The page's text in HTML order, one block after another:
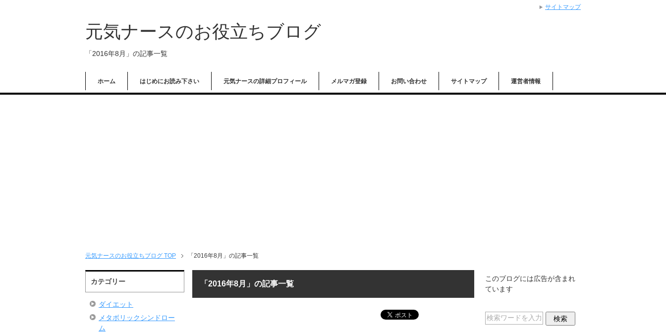
元気ナースのお役立ちブログ
「2016年8月」の記事一覧
ホーム はじめにお読み下さい 元気ナースの詳細プロフィール メルマガ登録 お問い合わせ サイトマップ 運営者情報
元気ナースのお役立ちブログ TOP 「2016年8月」の記事一覧
「2016年8月」の記事一覧
カテゴリー
ダイエット
メタボリックシンドロー
ム
このブログには広告が含まれ
ています
サイトマップ